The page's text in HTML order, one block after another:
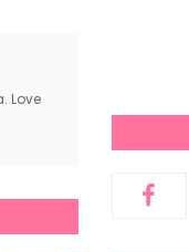
Love